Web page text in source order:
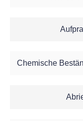
Chemische